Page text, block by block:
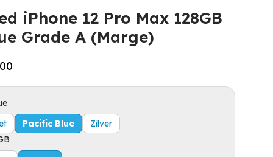
iPhone 12 Pro Max 128GB
Grade A (Marge)
Pacific Blue
Zilver